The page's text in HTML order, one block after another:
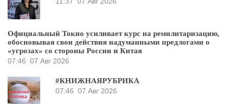
Официальный Токио усиливает курс на ремилитаризацию,
обосновывая свои действия надуманными предлогами о
«угрозах» со стороны России и Китая
07:46 07 Авг 2026
#КНИЖНАЯРУБРИКА
07:46 07 Авг 2026